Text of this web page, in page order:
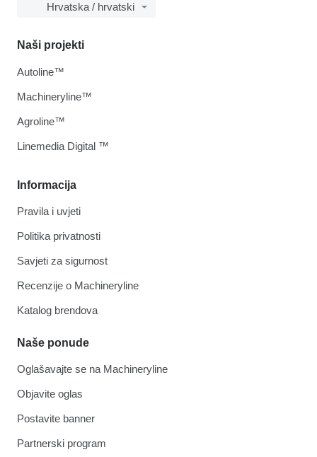
Hrvatska / hrvatski
Informacija
Pravila i uvjeti
Politika privatnosti
Savjeti za sigurnost
Recenzije o Machineryline
Katalog brendova
Naše ponude
Oglašavajte se na Machineryline
Objavite oglas
Postavite banner
Partnerski program
Naši projekti
Autoline™
Machineryline™
Agroline™
Linemedia Digital ™